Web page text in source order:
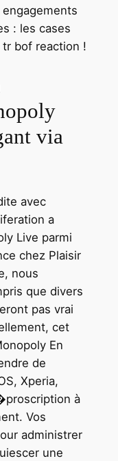
: les cases
tr bof reaction !
via
avec
a
Live parmi
chez Plaisir
nous
que divers
pas vrai
cet
En
de
Xperia,
à
Vos
administrer
une